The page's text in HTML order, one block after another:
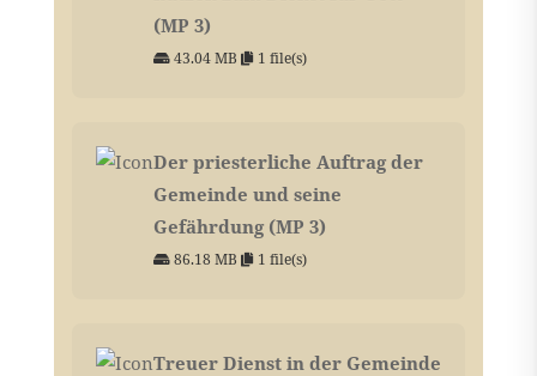
(MP 3)
43.04 MB 1 file(s)
Der priesterliche Auftrag der
Gemeinde und seine
Gefährdung (MP 3)
86.18 MB 1 file(s)
Treuer Dienst in der Gemeinde